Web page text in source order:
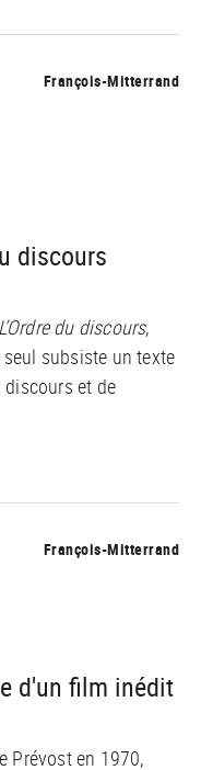
François-Mitterrand
discours
L’Ordre du discours,
subsiste un texte
et de
François-Mitterrand
d'un film inédit
Prévost en 1970,